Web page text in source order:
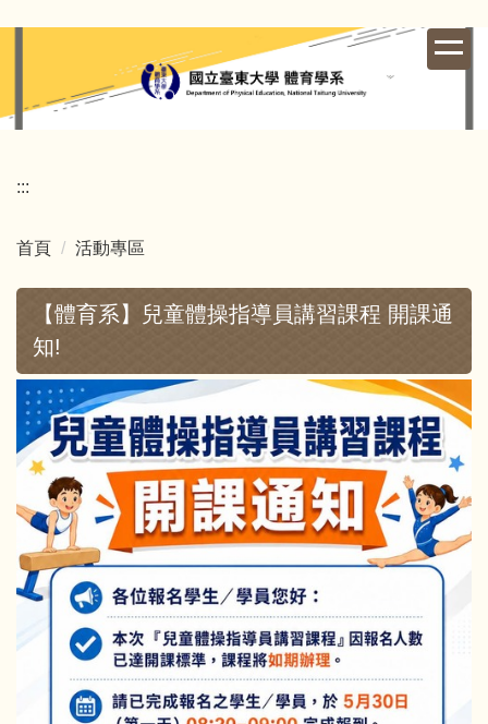
內
:::
首頁 活動專區
【體育系】兒童體操指導員講習課程 開課通
知!